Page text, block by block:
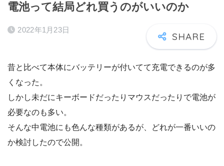
電池って結局どれ買うのがいいのか
2022年1月23日
昔と比べて本体にバッテリーが付いてて充電できるのが多
くなった。
しかし未だにキーボードだったりマウスだったりで電池が
必要なのも多い。
そんな中電池にも色んな種類があるが、どれが一番いいの
か検討したので公開。